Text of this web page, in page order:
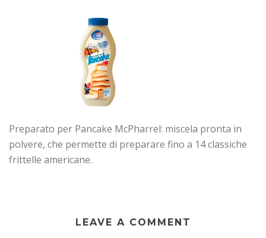
Preparato per Pancake McPharrel: miscela pronta in
polvere, che permette di preparare fino a 14 classiche
frittelle americane.
LEAVE A COMMENT